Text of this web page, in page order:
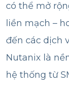
có thể mở
liền mạch –
đến các dịch
Nutanix là
hệ thống từ